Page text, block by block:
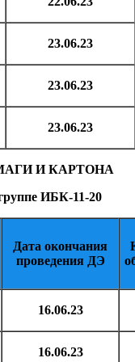
23.06.23
23.06.23
23.06.23
И КАРТОНА
ИБК-11-20
Дата окончания
проведения ДЭ
16.06.23
16.06.23